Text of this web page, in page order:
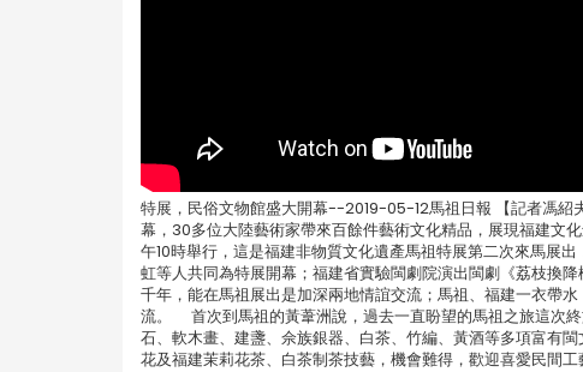
特展，民俗文物館盛大開幕--2019-05-12馬祖日報 【記者馮紹
幕，30多位大陸藝術家帶來百餘件藝術文化精品，展現福建文
午10時舉行，這是福建非物質文化遺產馬祖特展第二次來馬展
虹等人共同為特展開幕；福建省實驗閩劇院演出閩劇《荔枝
千年，能在馬祖展出是加深兩地情誼交流；馬祖、福建一衣帶
流。 首次到馬祖的黃葦洲說，過去一直盼望的馬祖之旅這次
石、軟木畫、建盞、佘族銀器、白茶、竹編、黃酒等多項富有
花及福建茉莉花茶、白茶制茶技藝，機會難得，歡迎喜愛民間工